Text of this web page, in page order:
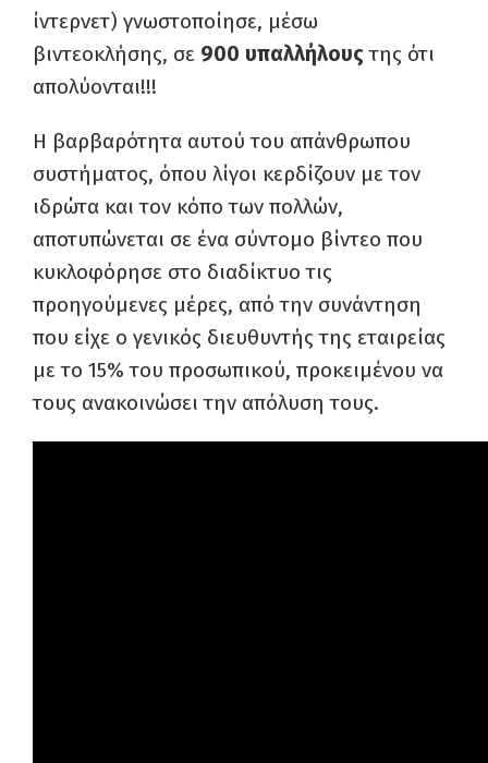
ίντερνετ) γνωστοποίησε, μέσω
βιντεοκλήσης, σε 900 υπαλλήλουςτης ότι
απολύονται!!!
Η βαρβαρότητα αυτού του απάνθρωπου
συστήματος, όπου λίγοι κερδίζουν με τον
ιδρώτα και τον κόπο των πολλών,
αποτυπώνεται σε ένα σύντομο βίντεο που
κυκλοφόρησε στο διαδίκτυο τις
προηγούμενες μέρες, από την συνάντηση
που είχε ο γενικός διευθυντής της εταιρείας
με το 15% του προσωπικού, προκειμένου να
τους ανακοινώσει την απόλυση τους.